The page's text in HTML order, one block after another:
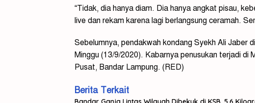
“Tidak, dia hanya diam. Dia hanya angkat pisau,
live dan rekam karena lagi berlangsung ceramah.
Sebelumnya, pendakwah kondang Syekh Ali Jaber
Minggu (13/9/2020). Kabarnya penusukan terjadi di
Pusat, Bandar Lampung. (RED)
Berita Terkait